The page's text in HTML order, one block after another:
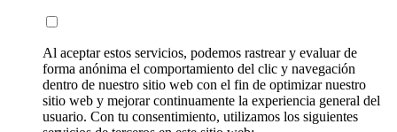
Al aceptar estos servicios, podemos rastrear y evaluar de
forma anónima el comportamiento del clic y navegación
dentro de nuestro sitio web con el fin de optimizar nuestro
sitio web y mejorar continuamente la experiencia general del
usuario. Con tu consentimiento, utilizamos los siguientes